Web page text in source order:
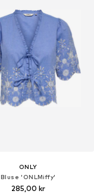
ONLY
Bluse 'ONLMiffy'
285,00 kr